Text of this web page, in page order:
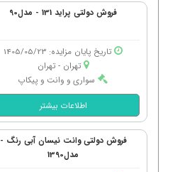
فروش دولتی پراید 131 - مدل90
تاریخ پایان مزایده: 1405/05/23
تهران - تهران
سواری و وانت و پیکاپ
اطلاعات بیشتر
فروش دولتی وانت نیسان آبی رنگ -
مدل1390